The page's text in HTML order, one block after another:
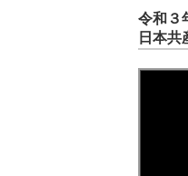
令和３
日本